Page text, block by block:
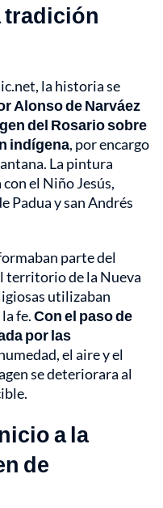
tradición
la historia se
Alonso de Narváez
del Rosario sobre
indígena, por encargo
La pintura
el Niño Jesús,
Padua y san Andrés
parte del
territorio de la Nueva
utilizaban
fe.Con el paso de
por las
el aire y el
se deteriorara al
a la
de